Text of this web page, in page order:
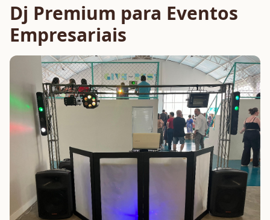
Dj Premium para Eventos
Empresariais